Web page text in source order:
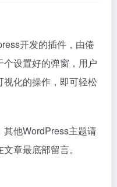
开发的插件，由倦
设置好的弹窗，用户
视化的操作，即可轻松
他WordPress主题请
章最底部留言。